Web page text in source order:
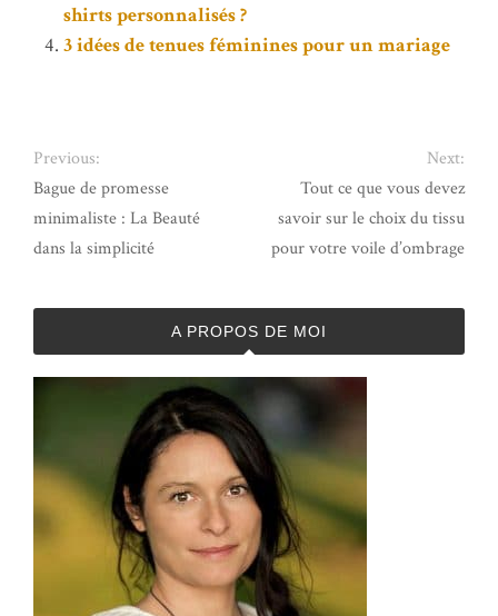
shirts personnalisés ?
3 idées de tenues féminines pour un mariage
Previous:
Bague de promesse
minimaliste : La Beauté
dans la simplicité
Next:
Tout ce que vous devez
savoir sur le choix du tissu
pour votre voile d’ombrage
A PROPOS DE MOI